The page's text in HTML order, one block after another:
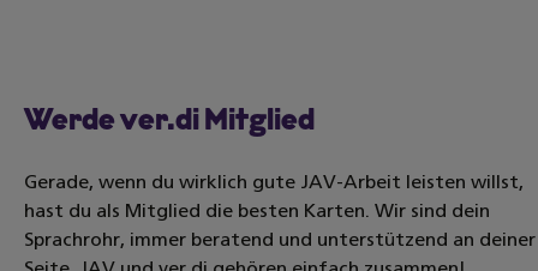
Werde ver.di Mitglied
Gerade, wenn du wirklich gute JAV-Arbeit leisten willst,
hast du als Mitglied die besten Karten. Wir sind dein
Sprachrohr, immer beratend und unterstützend an deiner